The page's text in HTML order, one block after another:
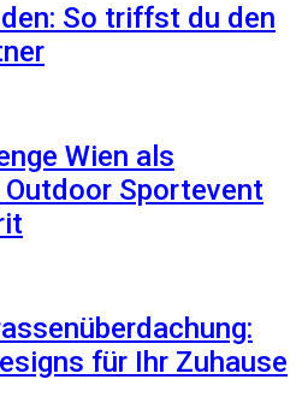
So triffst du den
Wien als
Sportevent
für Ihr Zuhause